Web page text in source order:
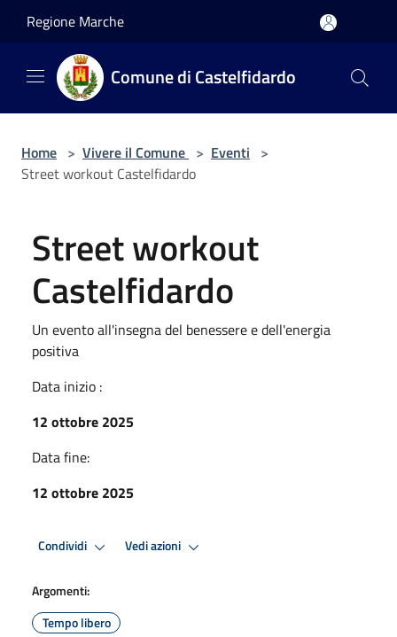
Regione Marche
Comune di Castelfidardo
Home > Vivere il Comune > Eventi >
Street workout Castelfidardo
Street workout
Castelfidardo
Un evento all'insegna del benessere e dell'energia
positiva
Data inizio :
12 ottobre 2025
Data fine:
12 ottobre 2025
Condividi Vedi azioni
Argomenti:
Tempo libero